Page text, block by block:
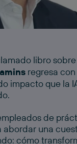
libro sobre
regresa con
impacto que la
de
abordar una
cómo
de los
Artificial
,
artificial
entre la